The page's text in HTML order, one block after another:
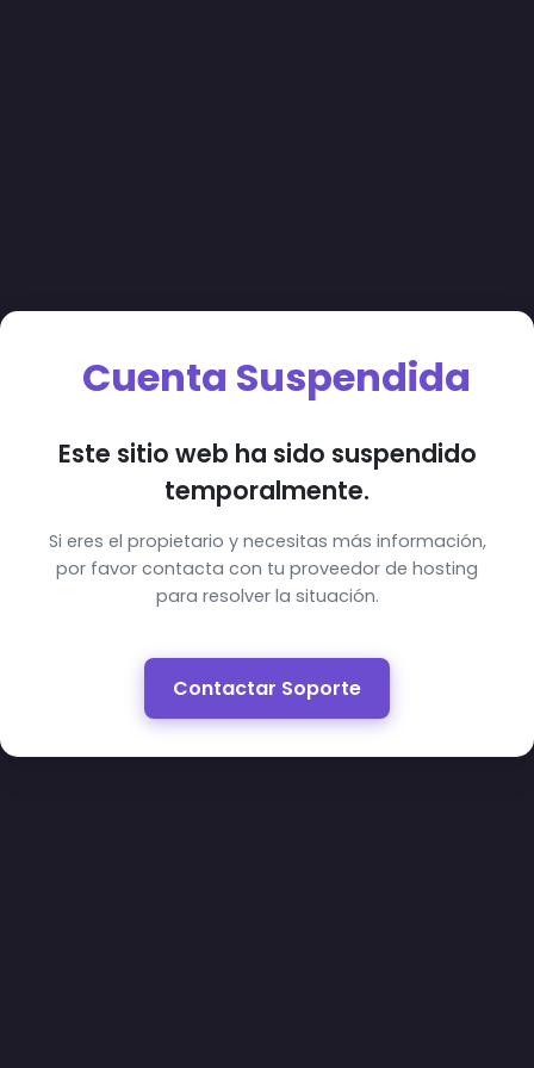
Cuenta Suspendida
Este sitio web ha sido suspendido
temporalmente.
Si eres el propietario y necesitas más información,
por favor contacta con tu proveedor de hosting
para resolver la situación.
Contactar Soporte